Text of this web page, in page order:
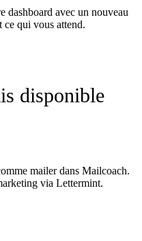
dashboard avec un nouveau
ce qui vous attend.
disponible
mailer dans Mailcoach.
via Lettermint.